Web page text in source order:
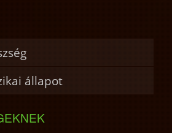
állapot